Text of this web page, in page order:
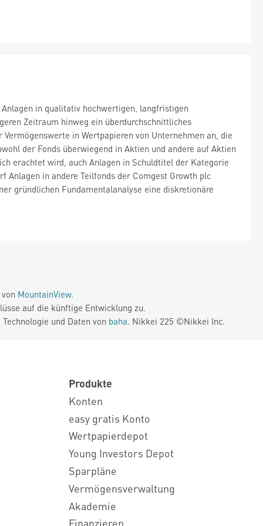
in qualitativ hochwertigen, langfristigen
Zeitraum hinweg ein überdurchschnittliches
in Wertpapieren von Unternehmen an, die
der Fonds überwiegend in Aktien und andere auf Aktien
erachtet wird, auch Anlagen in Schuldtitel der Kategorie
Anlagen in andere Teilfonds der Comgest Growth plc
gründlichen Fundamentalanalyse eine diskretionäre
MountainView.
auf die künftige Entwicklung zu.
und Daten von baha. Nikkei 225 ©Nikkei Inc.
Produkte
Konten
easy gratis Konto
Wertpapierdepot
Young Investors Depot
Sparpläne
Vermögensverwaltung
Akademie
Finanzieren